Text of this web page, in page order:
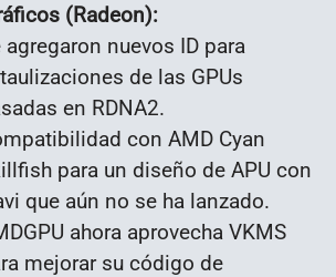
(Radeon):
agregaron nuevos ID para
de las GPUs
en RDNA2.
con AMD Cyan
para un diseño de APU con
que aún no se ha lanzado.
ahora aprovecha VKMS
mejorar su código de